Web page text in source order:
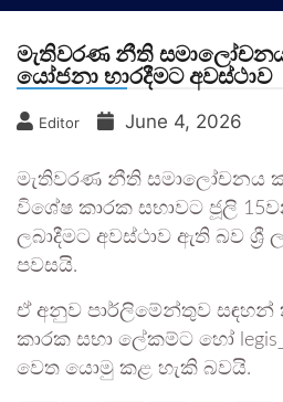
මැතිවරණ නීති
යෝජනා භාරදීමට අවස්ථාව
Editor June 4, 2026
මැතිවරණ නීති සමාලෝචනය
විශේෂ කාරක සභාවට ජූලි
ලබාදීමට අවස්ථාව ඇති බව ශ්‍රී
පවසයි.
ඒ අනුව පාර්ලිමේන්තුව
කාරක සභා ලේකම්ට හෝ
වෙත යොමු කළ හැකි බවයි.